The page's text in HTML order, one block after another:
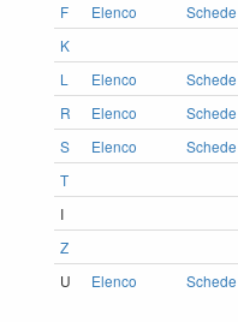
F
Elenco
Schede
K
L
Elenco
Schede
R
Elenco
Schede
S
Elenco
Schede
T
I
Z
U
Elenco Schede